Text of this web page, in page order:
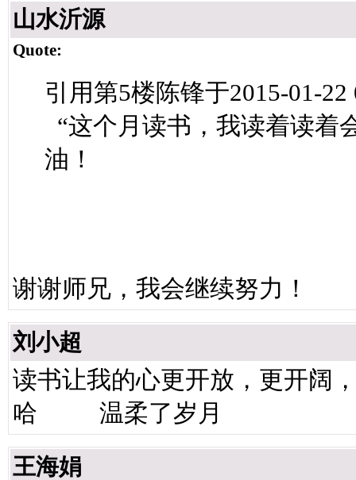
山水沂源
Quote:
引用第5楼陈锋于2015-01-
“这个月读书，我读着读着
油！
谢谢师兄，我会继续努力！
刘小超
读书让我的心更开放，
哈 温柔了岁月
王海娟